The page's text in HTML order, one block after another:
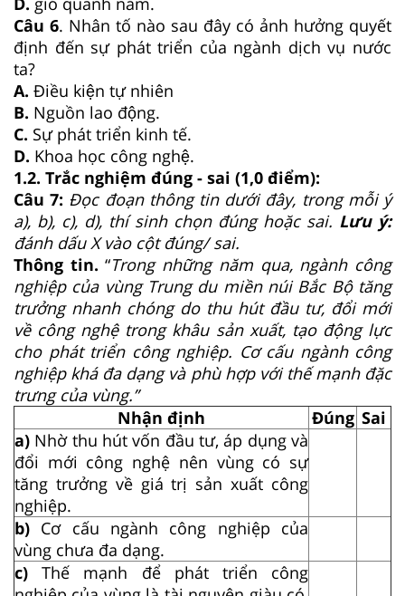
Câu 6. Nhân tố nào sau đây có ảnh hưởng quyết
định đến sự phát triển của ngành dịch vụ nước
ta?
A. Điều kiện tự nhiên
B. Nguồn lao động.
C. Sự phát triển kinh tế.
D. Khoa học công nghệ.
1.2. Trắc nghiệm đúng - sai (1,0 điểm):
Câu 7: Đọc đoạn thông tin dưới đây, trong mỗi ý
a), b), c), d), thí sinh chọn đúng hoặc sai. Lưu ý:
đánh dấu X vào cột đúng/ sai.
Thông tin. “Trong những năm qua, ngành công
nghiệp của vùng Trung du miền núi Bắc Bộ tăng
trưởng nhanh chóng do thu hút đầu tư, đổi mới
về công nghệ trong khâu sản xuất, tạo động lực
cho phát triển công nghiệp. Cơ cấu ngành công
nghiệp khá đa dạng và phù hợp với thế mạnh đặc
trưng của vùng.”
Nhận định
Đúng Sai
a) Nhờ thu hút vốn đầu tư, áp dụng và
đổi mới công nghệ nên vùng có sự
tăng trưởng về giá trị sản xuất công
nghiệp.
b) Cơ cấu ngành công nghiệp của
vùng chưa đa dạng.
c) Thế mạnh để phát triển công